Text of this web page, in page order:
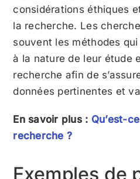
considérations éthiques
la recherche. Les
souvent les méthodes
à la nature de leur étude
recherche afin de
données pertinentes et
En savoir plus : Qu’est-
recherche ?
Exemples de